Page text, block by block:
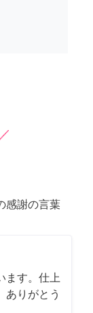
感謝の言葉
ます。仕上
ありがとう